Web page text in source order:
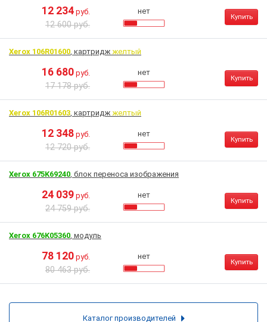
12 234 руб.
12 600 руб.
нет
Купить
Xerox 106R01600, картридж желтый
16 680 руб.
17 178 руб.
нет
Купить
Xerox 106R01603, картридж желтый
12 348 руб.
12 720 руб.
нет
Купить
Xerox 675K69240, блок переноса изображения
24 039 руб.
24 759 руб.
нет
Купить
Xerox 676K05360, модуль
78 120 руб.
80 463 руб.
нет
Купить